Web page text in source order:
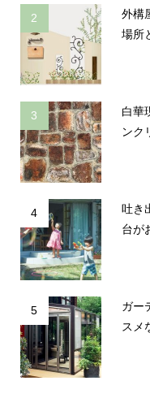
2
外構
場所
3
白華
ンク
4
吐き
台が
5
ガー
スメ